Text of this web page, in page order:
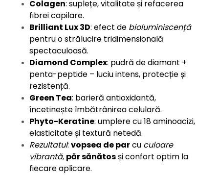
Colagen: suplețe, vitalitate și refacerea
fibrei capilare.
Brilliant Lux 3D: efect de bioluminiscență
pentru o strălucire tridimensională
spectaculoasă.
Diamond Complex: pudră de diamant +
penta-peptide – luciu intens, protecție și
rezistență.
Green Tea: barieră antioxidantă,
încetinește îmbătrânirea celulară.
Phyto-Keratine: umplere cu 18 aminoacizi,
elasticitate și textură netedă.
Rezultatul: vopsea de parcu culoare
vibrantă, păr sănătosși confort optim la
fiecare aplicare.